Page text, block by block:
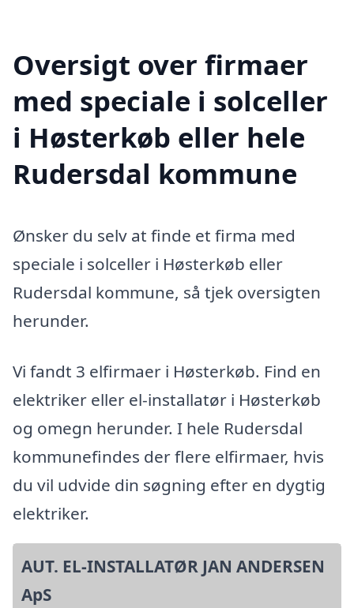
Oversigt over firmaer
med speciale i solceller
i Høsterkøb eller hele
Rudersdal kommune
Ønsker du selv at finde et firma med
speciale i solceller i Høsterkøb eller
Rudersdal kommune, så tjek oversigten
herunder.
Vi fandt 3 elfirmaer i Høsterkøb. Find en
elektriker eller el-installatør i Høsterkøb
og omegn herunder. I hele Rudersdal
kommunefindes der flere elfirmaer, hvis
du vil udvide din søgning efter en dygtig
elektriker.
AUT. EL-INSTALLATØR JAN ANDERSEN
ApS